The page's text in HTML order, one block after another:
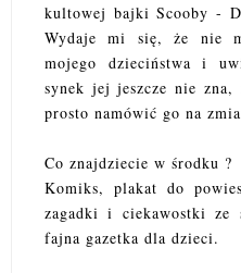
kultowej bajki Scooby -
Wydaje mi się, że nie
mojego dzieciństwa i
synek jej jeszcze nie
prosto namówić go na
Co znajdziecie w środku ?
Komiks, plakat do
zagadki i ciekawostki ze
fajna gazetka dla dzieci.